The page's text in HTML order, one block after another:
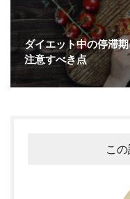
ダイエット中の停滞
注意すべき点
こ